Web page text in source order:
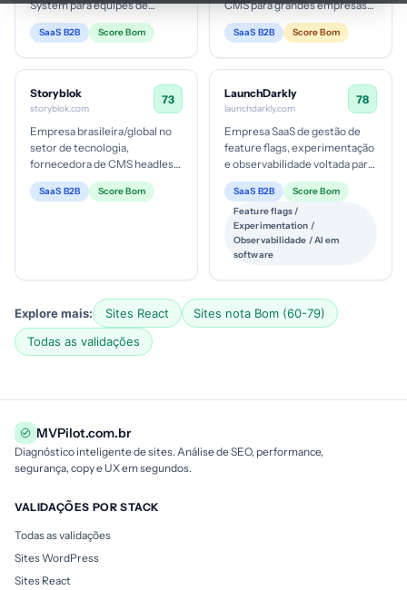
System para equipes de
conteúdo em empresas
médias a grandes, com foco
em operaçõ...
SaaS B2B Score Bom
CMS para grandes empresas
buscando escalabilidade na
gestão de conteúdo,
personalização e...
SaaS B2B Score Bom
Storyblok
storyblok.com
73
Empresa brasileira/global no
setor de tecnologia,
fornecedora de CMS headless
com editor visual para equipes
de marketing e
SaaS B2B Score Bom
LaunchDarkly
launchdarkly.com
78
Empresa SaaS de gestão de
feature flags, experimentação
e observabilidade voltada para
equipes de
produto/engenharia. Ticket
médio prováv...
SaaS B2B
Score Bom
Feature flags /
Experimentation /
Observabilidade / AI em
software
Explore mais: Sites React
Sites nota Bom (60-79)
Todas as validações
MVPilot.com.br
Diagnóstico inteligente de sites. Análise de SEO, performance,
segurança, copy e UX em segundos.
VALIDAÇÕES POR STACK
Todas as validações
Sites WordPress
Sites React